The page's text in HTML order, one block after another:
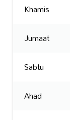
Khamis
Jumaat
Sabtu
Ahad